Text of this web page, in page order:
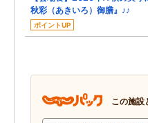
秋彩（あきいろ）御膳』♪♪
ポイントUP
この施設